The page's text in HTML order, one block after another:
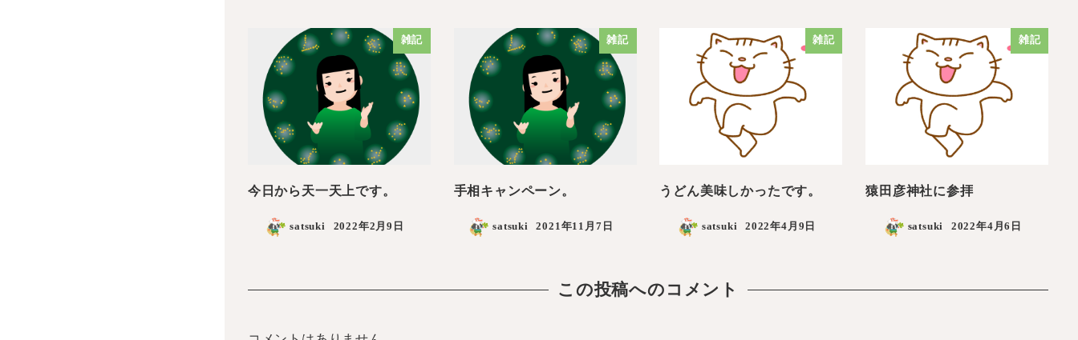
雑記
今日から天一天上です。
satsuki 2022年2月9日
雑記
手相キャンペーン。
satsuki 2021年11月7日
雑記
うどん美味しかったです。
satsuki 2022年4月9日
雑記
猿田彦神社に参拝
satsuki 2022年4月6日
この投稿へのコメント